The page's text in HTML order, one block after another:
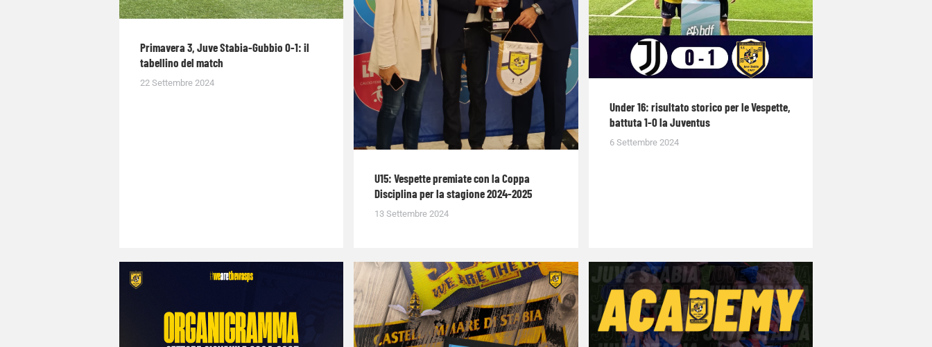
Primavera 3, Juve Stabia-Gubbio 0-1: il
tabellino del match
22 Settembre 2024
U15: Vespette premiate con la Coppa
Disciplina per la stagione 2024-2025
13 Settembre 2024
Under 16: risultato storico per le Vespette,
battuta 1-0 la Juventus
6 Settembre 2024